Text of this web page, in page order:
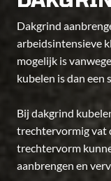
Dakgrind
arbeidsintensieve
mogelijk is
kubelen is dan een
Bij dakgrind
trechtervormig vat
trechtervorm
aanbrengen en